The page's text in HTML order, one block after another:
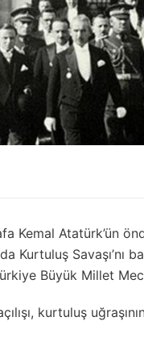
Kemal Atatürk’ün
Kurtuluş Savaşı’nı
Büyük Millet
kurtuluş